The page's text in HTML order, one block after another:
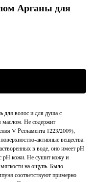
Арганы для
для волос и для душа с
Не содержит
V Регламента 1223/2009),
активные вещества.
в воде, оно имеет рН
рН кожи. Не сушит кожу и
на ощупь. Было
соответствуют примерно